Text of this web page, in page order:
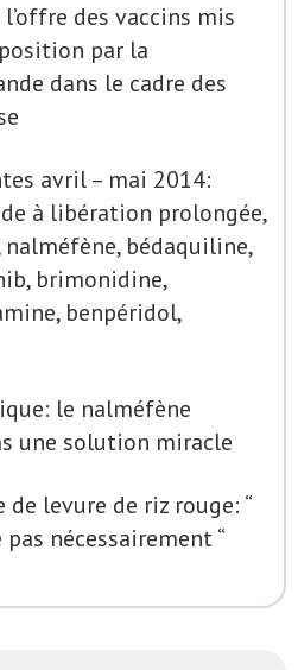
des vaccins mis
par la
dans le cadre des
avril – mai 2014:
à libération prolongée,
bédaquiline,
brimonidine,
benpéridol,
le nalméfène
une solution miracle
de levure de riz rouge: “
nécessairement “